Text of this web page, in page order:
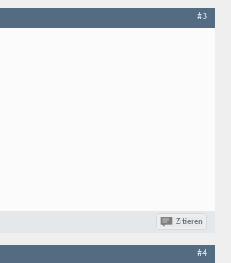
#3
Zitieren
#4